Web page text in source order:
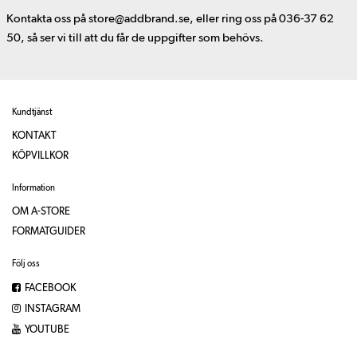
Kontakta oss på store@addbrand.se, eller ring oss på 036-37 62
50, så ser vi till att du får de uppgifter som behövs.
Kundtjänst
KONTAKT
KÖPVILLKOR
Information
OM A-STORE
FORMATGUIDER
Följ oss
FACEBOOK
INSTAGRAM
YOUTUBE